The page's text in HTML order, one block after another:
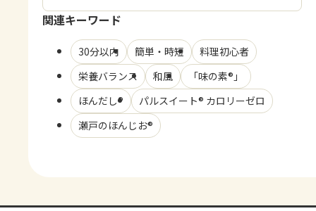
関連キーワード
30分以内 簡単・時短
料理初心者
栄養バランス
和風
「味の素®」
ほんだし®
パルスイート® カロリーゼロ
瀬戸のほんじお®